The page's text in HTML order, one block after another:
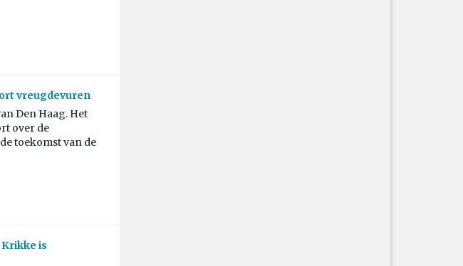
vreugdevuren
Den Haag. Het
over de
toekomst van de
is